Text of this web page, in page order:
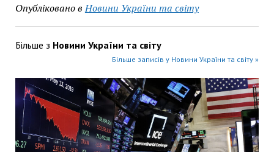
Опубліковано в Новини України та світу
Більше з Новини України та світу
Більше записів у Новини України та світу »